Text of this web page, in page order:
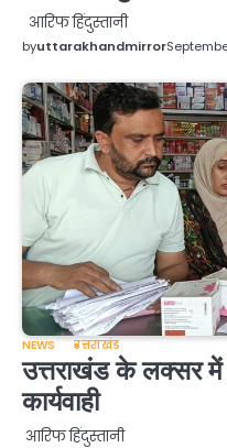
आरिफ हिंदुस्तानी
byuttarakhandmirror
NEWS उत्तराखंड
उत्तराखंड के लक्सर में
कार्यवाही
आरिफ